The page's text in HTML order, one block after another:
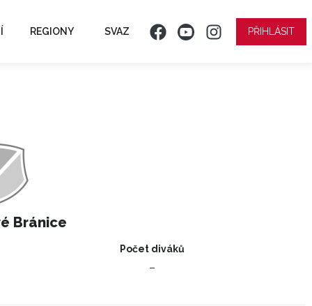
REGIONY SVAZ PŘIHLÁSIT
Bránice
Počet diváků
–